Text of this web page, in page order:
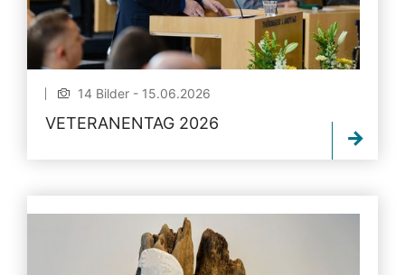
14 Bilder - 15.06.2026
VETERANENTAG 2026